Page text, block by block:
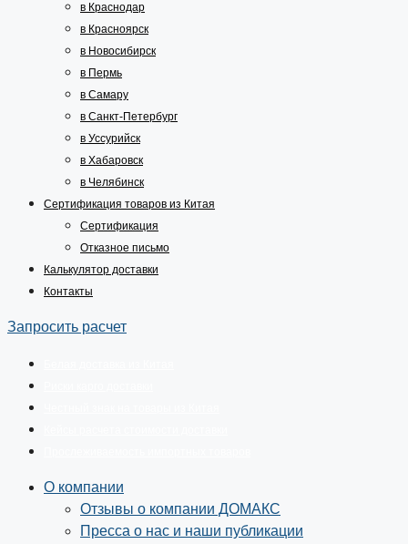
в Краснодар
в Красноярск
в Новосибирск
в Пермь
в Самару
в Санкт-Петербург
в Уссурийск
в Хабаровск
в Челябинск
Сертификация товаров из Китая
Сертификация
Отказное письмо
Калькулятор доставки
Контакты
Запросить расчет
О компании
Отзывы о компании ДОМАКС
Пресса о нас и наши публикации